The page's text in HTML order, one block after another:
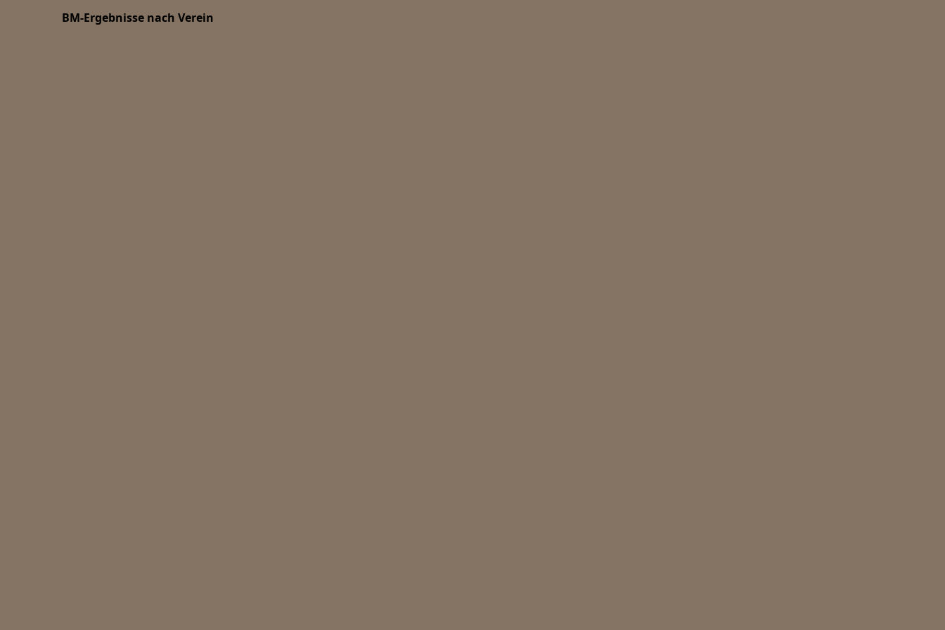
BM-Ergebnisse nach Verein